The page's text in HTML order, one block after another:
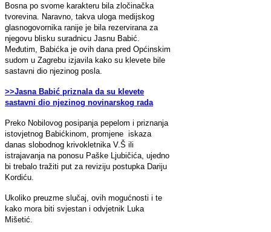
Bosna po svome karakteru bila zločinačka
tvorevina. Naravno, takva uloga medijskog
glasnogovornika ranije je bila rezervirana za
njegovu blisku suradnicu Jasnu Babić.
Međutim, Babićka je ovih dana pred Općinskim
sudom u Zagrebu izjavila kako su klevete bile
sastavni dio njezinog posla.
>>Jasna Babić priznala da su klevete
sastavni dio njezinog novinarskog rada
Preko Nobilovog posipanja pepelom i priznanja
istovjetnog Babićkinom, promjene iskaza
danas slobodnog krivokletnika V.Š ili
istrajavanja na ponosu Paške Ljubičića, ujedno
bi trebalo tražiti put za reviziju postupka Dariju
Kordiću.
Ukoliko preuzme slučaj, ovih mogućnosti i te
kako mora biti svjestan i odvjetnik Luka
Mišetić.